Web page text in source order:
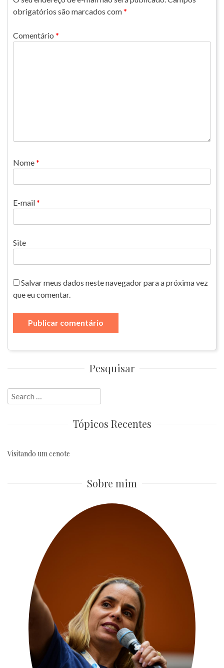
obrigatórios são marcados com*
Comentário *
Nome*
E-mail*
Site
Salvar meus dados neste navegador para a próxima vez
que eu comentar.
Pesquisar
Search
for:
Tópicos Recentes
Visitando um cenote
Sobre mim